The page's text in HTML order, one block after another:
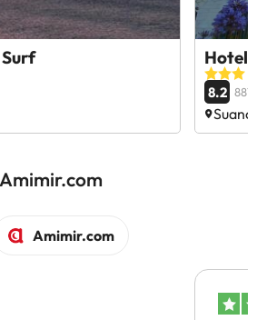
Hotel
8.2 881
Amimir.com